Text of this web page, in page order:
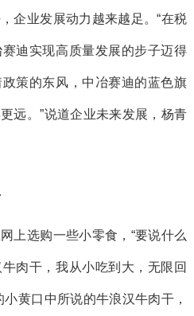
企业发展动力越来越足。“在税
迪实现高质量发展的步子迈得
策的东风，中冶赛迪的蓝色旗
远。”说道企业未来发展，杨青
上选购一些小零食，“要说什么
肉干，我从小吃到大，无限回
黄口中所说的牛浪汉牛肉干，